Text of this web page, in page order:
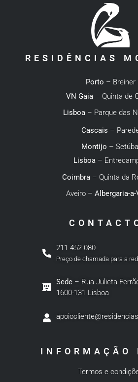
RESIDÊNCIAS
Porto – Breiner
VN Gaia– Quinta de
Lisboa – Parque das
Cascais –
Montijo – Setúbal
Lisboa–
Coimbra – Quinta da
Aveiro – Albergaria-
211 452 080
Preço de chamada para a
Sede– Rua Julieta
1600-131 Lisboa
INFORMAÇÃO
Termos e